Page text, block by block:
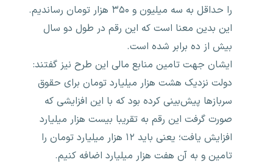
را حداقل به سه میلیون و ۳۵۰ هزار تومان رساندیم.
این بدین معنا است که این رقم در طول دو سال
بیش از ده برابر شده است.
ایشان جهت تامین منابع مالی این طرح نیز گفتند:
دولت نزدیک هشت هزار میلیارد تومان برای حقوق
سربازها پیش‌بینی کرده بود که با این افزایشی که
صورت گرفت این رقم به تقریبا بیست هزار میلیارد
افزایش یافت؛ یعنی باید ۱۲ هزار میلیارد تومان را
تامین و به آن هفت هزار میلیارد اضافه کنیم.